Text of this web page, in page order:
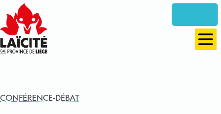
directement
vers
le
contenu
CONFÉRENCE-DÉBAT